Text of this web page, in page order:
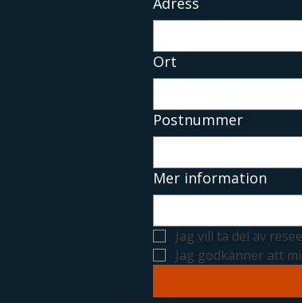
Ort
Postnummer
Mer information
Jag vill ta del av
Jag godkänner att